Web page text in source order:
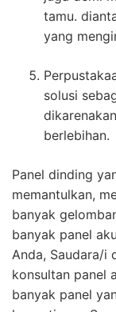
tamu.
yang
solusi
berlebihan.
Panel dinding
memantulkan,
banyak
banyak panel
Anda, Saudara/i
konsultan panel
banyak panel